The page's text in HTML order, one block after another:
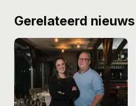
Gerelateerd nieuws